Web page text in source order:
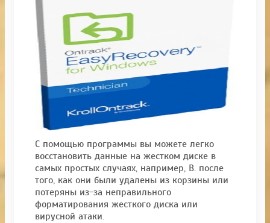
С помощью программы вы можете легко
восстановить данные на жестком диске в
самых простых случаях, например, B. после
того, как они были удалены из корзины или
потеряны из-за неправильного
форматирования жесткого диска или
вирусной атаки.